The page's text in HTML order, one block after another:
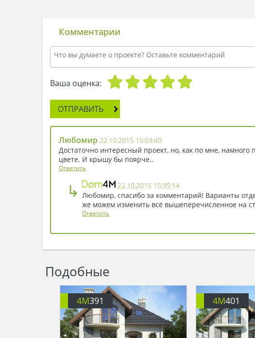
Комментарии
Ваша оценка:
ОТПРАВИТЬ
Любомир 22.10.2015 15:03:40
Достаточно интересный проект, но, как по мне,
цвете. И крышу бы поярче..
Ответить
↳
22.10.2015 15:35:14
Любомир, спасибо за комментарий! Варианты
же можем изменить всё вышеперечисленное на
Ответить
Подобные
4M391 4M401